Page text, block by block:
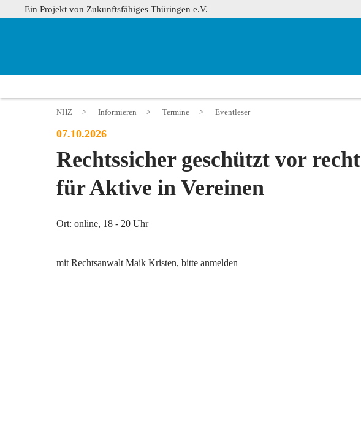
Ein Projekt von Zukunftsfähiges Thüringen e.V.
NHZ > Informieren > Termine > Eventleser
07.10.2026
Rechtssicher geschützt vor
für Aktive in Vereinen
Ort: online, 18 - 20 Uhr
mit Rechtsanwalt Maik Kristen, bitte anmelden